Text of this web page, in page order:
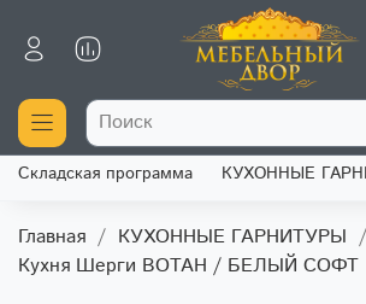
Складская программа КУХОННЫЕ
Главная КУХОННЫЕ ГАРНИТУРЫ
Кухня Шерги ВОТАН / БЕЛЫЙ СОФТ